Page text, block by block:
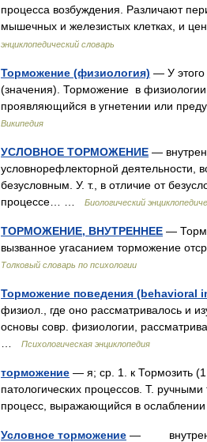
процесса возбуждения. Различают
мышечных и железистых клетках, и
энциклопедический словарь
Торможение (физиология) — У этого
(значения). Торможение в
проявляющийся в угнетении или
Википедия
УСЛОВНОЕ ТОРМОЖЕНИЕ —
условнорефлекторной деятельности,
безусловным. У. т., в отличие от
процессе… …
Биологический
ТОРМОЖЕНИЕ, ВНУТРЕННЕЕ —
вызванное угасанием торможение
Толковый словарь по психологии
Торможение поведения (behavioral
физиол., где оно рассматривалось и
основы совр. физиологии,
Психологическая энциклопедия
торможение — я; ср. 1. к Тормозить
патологических процессов. Т.
процесс, выражающийся в
Условное торможение —